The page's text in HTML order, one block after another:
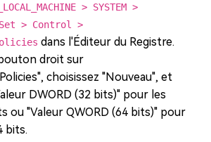
> SYSTEM >
> Control >
dans l'Éditeur du Registre.
droit sur
choisissez "Nouveau", et
DWORD (32 bits)" pour les
ou "Valeur QWORD (64 bits)" pour
bits.